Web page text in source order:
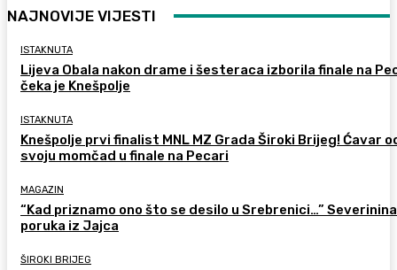
NAJNOVIJE VIJESTI
ISTAKNUTA
Lijeva Obala nakon drame i šesteraca izborila finale na
čeka je Knešpolje
ISTAKNUTA
Knešpolje prvi finalist MNL MZ Grada Široki Brijeg! Ćavar
svoju momčad u finale na Pecari
MAGAZIN
“Kad priznamo ono što se desilo u Srebrenici…” Severinina
poruka iz Jajca
ŠIROKI BRIJEG